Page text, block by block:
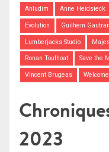
Anludim Anne Heidsieck
Evolution Guilhem
Lumberjacks Studio
Ronan Toulhoat Save the
Vincent Brugeas
2023